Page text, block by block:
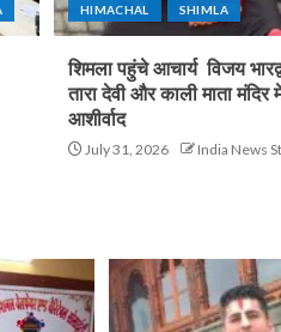
HIMACHAL SHIMLA
शिमला पहुंचे आचार्य विजय
तारा देवी और काली माता मंदिर
आशीर्वाद
July 31, 2026 India News